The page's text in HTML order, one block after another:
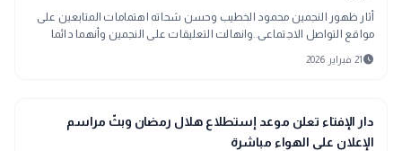
أثار ظهور النجمين محمود الخطيب وحسن شحاته اهتمامات المتابعين على
مواقع التواصل الاجتماعى..وانهالت التعليقات على النجمين وأنهما دائما
يمثلان زمن الفن الكروى الجميل والأخلاق الرياضية..متمنين الشفاء للكابتن
حسن شحاتة
schedule21 فبراير 2026
public
الأخبار المحلية
دار الإفتاء تعلن موعد إستطلاع هلال رمضان وبثّ مراسم
الإعلان على الهواء مباشرة